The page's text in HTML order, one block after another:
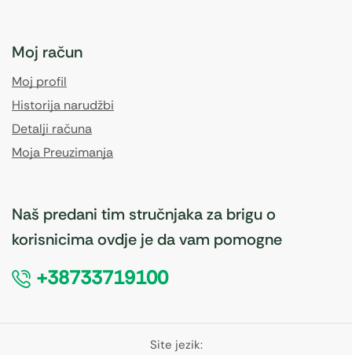
Moj račun
Moj profil
Historija narudžbi
Detalji računa
Moja Preuzimanja
Naš predani tim stručnjaka za brigu o
korisnicima ovdje je da vam pomogne
+38733719100
Site jezik: